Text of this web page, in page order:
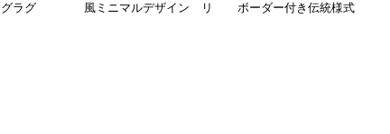
ラグ
風ミニマルデザイン リ
ボーダー付き伝統様式